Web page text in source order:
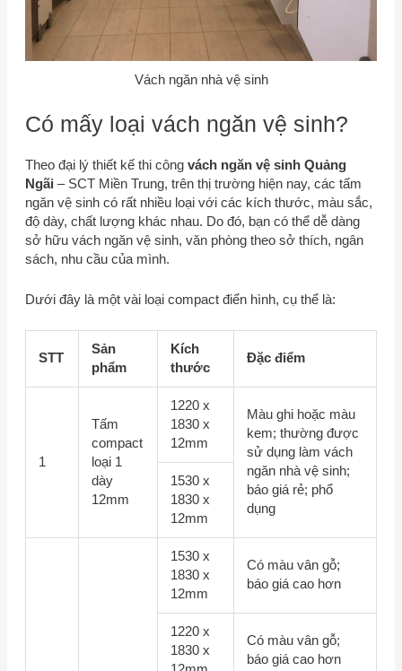
Vách ngăn nhà vệ sinh
Có mấy loại vách ngăn vệ sinh?
Theo đại lý thiết kế thi công vách ngăn vệ sinh Quảng
Ngãi – SCT Miền Trung, trên thị trường hiện nay, các tấm
ngăn vệ sinh có rất nhiều loại với các kích thước, màu sắc,
độ dày, chất lượng khác nhau. Do đó, bạn có thể dễ dàng
sở hữu vách ngăn vệ sinh, văn phòng theo sở thích, ngân
sách, nhu cầu của mình.
Dưới đây là một vài loại compact điển hình, cụ thể là:
STT
Sản
phẩm
Kích
thước
Đặc điểm
1
Tấm
compact
loại 1
dày
12mm
1220 x
1830 x
12mm
Màu ghi hoặc màu
kem; thường được
sử dụng làm vách
ngăn nhà vệ sinh;
báo giá rẻ; phổ
dụng
1530 x
1830 x
12mm
1530 x
1830 x
12mm
Có màu vân gỗ;
báo giá cao hơn
1220 x
1830 x
Có màu vân gỗ;
báo giá cao hơn